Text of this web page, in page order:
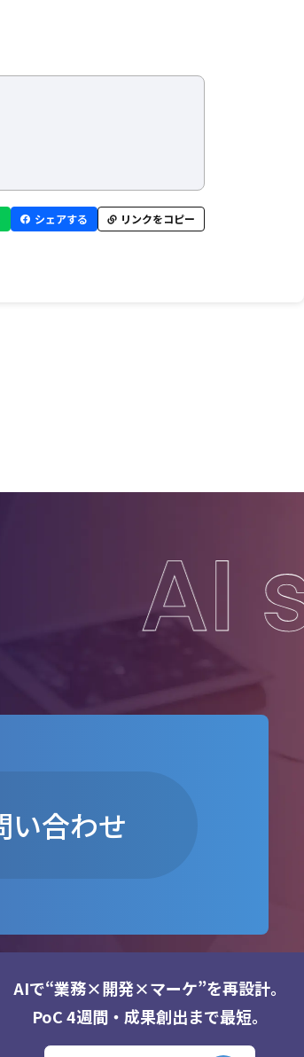
AIで“業務×開発×マーケ”を再設計。
PoC 4週間・成果創出まで最短。
シェアする リンクをコピー
い合わせ
所